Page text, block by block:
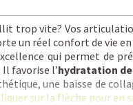
trop vite? Vos
un réel confort de vie
qui permet de
favorise l’hydratation
une baisse de
sur la flèche pour en